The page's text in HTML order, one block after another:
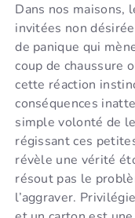
Dans nos maisons,
invitées non
de panique qui
coup de chaussure
cette réaction
conséquences
simple volonté de
régissant ces
révèle une vérité
résout pas le
l’aggraver.